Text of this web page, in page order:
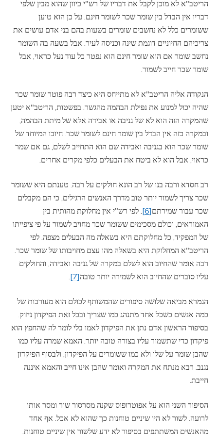
הריטב"א לא מוכן לקבל את דבריו של רש"י כיוון שהוא מבין שלפי
דבריו אין הבדל בין שומר שכר לשומר חינם. על כן הוא טוען
ששומרים כלל לא נחשבים שומרים בשעות בהם בני אדם עושים את
צריכיהם החיוניים דוגמת שינה וכניסה לעיר. אבל בשעה בה השומר
נחשב שומר אם הוא שומר חינם הוא נפטר כל עוד נעל כראוי, אבל
שומר שכר חייב לשמור.
הנקודה אליה הריטב"א לא מתייחס היא כיצד רבה פוטר שומר שכר
שהיה יכול למנוע את נפילת הבהמה מהגשר. בפשטות, הריטב"א יטען
שהמקרה הזה הוא לא של גניבה או אבידה אלא של מיתת הבהמה,
ובמקרה כזה אין הבדל בין שומר חינם לשומר שכר. חיובו המיוחד של
שומר שכר הוא בגניבה ואבידה שם הוא התחייב לשלם, גם אם שמר
כראוי, אבל הוא לא ביטח את הבעלים כלפי מקרים אחרים.
רב חסדא ורבה בנו של רב הונא חולקים על רבה. טענתם היא ששומר
שכר צריך לשמור יותר טוב מדרך האנשים הרגילים, כי הם מקבלים
שכר עבור שמירתם[6]
. לפי רש"י אין מחלוקת מהותית בין
האמוראים, וכולם מסכימים ששומר שכר מחויב לשמור על פי ציפייתו
של המפקיד, כל מחלוקתם היא בשאלה מה הבעלים מצפה. לפי
הריטב"א המחלוקת היא בשאלה מהו עצם מחויבותו של שומר שכר.
רבה אומר שהחיוב הוא לשלם במקרה של גניבה ואבידה, והחולקים
עליו סוברים שהחיוב הוא לשמירה יותר טובה[7]
.
הגמרא מביאה שלושה סיפורים שהמשותף לכולם הוא מעורבות של
כמה אנשים כשכל אחד מתנהג כמו שצריך ובכל זאת הפיקדון ניזוק.
בסיפור הראשון אדם נתן את הפיקדון לאמו בלי לומר לה שהחפץ הוא
פיקדון כדי שתשמור עליו בצורה טובה יותר. האמא שמרה עליו כמו
שהבן שומר על שלו ולא כמו ששומרים על הפיקדון, ולבסוף הפיקדון
נגנב. רבא מנתח את המקרה ואומר שהבן אינו חייב והאמא איננה
חייבת.
הסיפור השני הוא על אפוטרופוס שקנה מסרסור שור ומסר אותו
לרועה. לשור לא היו שיניים טוחנות כך שהוא לא אכל. אף אחד
מהאנשים המשתתפים בסיפור לא ידע שלשור אין שיניים טוחנות.